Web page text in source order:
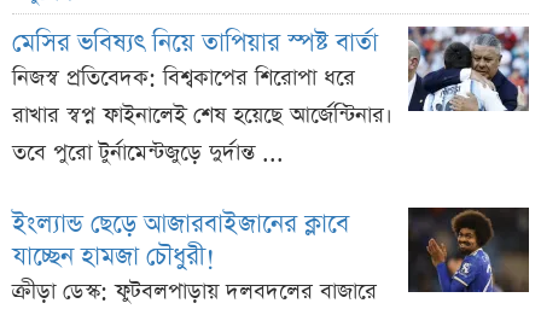
মেসির ভবিষ্যৎ নিয়ে তাপিয়ার স্পষ্ট বার্তা
নিজস্ব প্রতিবেদক: বিশ্বকাপের শিরোপা ধরে
রাখার স্বপ্ন ফাইনালেই শেষ হয়েছে আর্জেন্টিনার।
তবে পুরো টুর্নামেন্টজুড়ে দুর্দান্ত ...
ইংল্যান্ড ছেড়ে আজারবাইজানের ক্লাবে
যাচ্ছেন হামজা চৌধুরী!
ক্রীড়া ডেস্ক: ফুটবলপাড়ায় দলবদলের বাজারে